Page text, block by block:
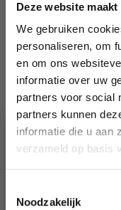
Deze website
We gebruiken
personaliseren, om
en om ons
informatie over uw
partners voor social
partners kunnen
informatie die u aan
verzameld op basis
Noodzakelijk
Levertijd
Informeer naar
Kleur
2131
Maat
133 x 195 cm